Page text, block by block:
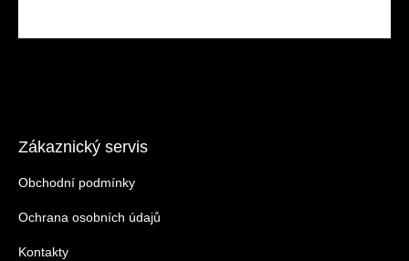
Zákaznický servis
Obchodní podmínky
Ochrana osobních údajů
Kontakty